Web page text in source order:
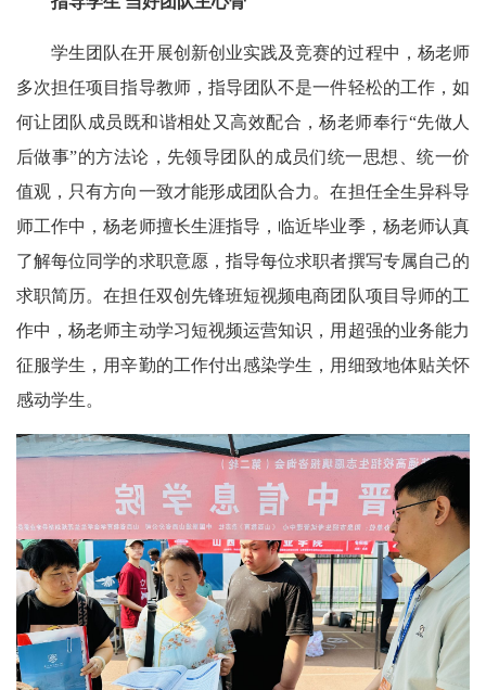
学生团队在开展创新创业实践及竞赛的过程中，杨老师
多次担任项目指导教师，指导团队不是一件轻松的工作，如
何让团队成员既和谐相处又高效配合，杨老师奉行“先做人
后做事”的方法论，先领导团队的成员们统一思想、统一价
值观，只有方向一致才能形成团队合力。在担任全生异科导
师工作中，杨老师擅长生涯指导，临近毕业季，杨老师认真
了解每位同学的求职意愿，指导每位求职者撰写专属自己的
求职简历。在担任双创先锋班短视频电商团队项目导师的工
作中，杨老师主动学习短视频运营知识，用超强的业务能力
征服学生，用辛勤的工作付出感染学生，用细致地体贴关怀
感动学生。